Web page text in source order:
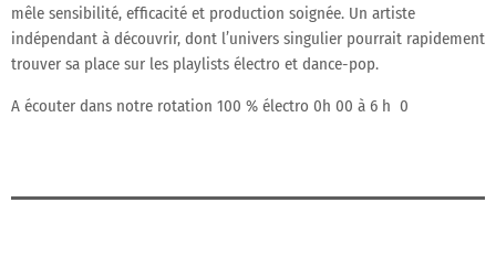
mêle sensibilité, efficacité et production soignée. Un artiste
indépendant à découvrir, dont l’univers singulier pourrait rapidement
trouver sa place sur les playlists électro et dance-pop.
A écouter dans notre rotation 100 % électro 0h 00 à 6 h 0